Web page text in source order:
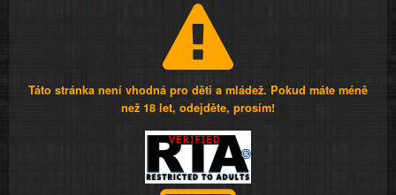
Táto stránka není vhodná pro děti a mládež. Pokud máte méně
než 18 let, odejděte, prosím!